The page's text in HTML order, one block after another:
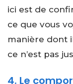
ici est de
ce que vous
manière dont
ce n’est pas
4. Le